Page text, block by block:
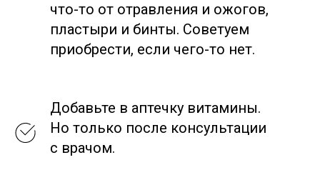
что-то от отравления и ожогов,
пластыри и бинты. Советуем
приобрести, если чего-то нет.
Добавьте в аптечку витамины.
Но только после консультации
с врачом.